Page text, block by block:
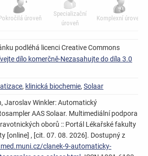
úroveň
Specializační
úroveň
Komplexní úroveň
podléhá licenci Creative Commons
dílo komerčně-Nezasahujte do díla 3.0
, klinická biochemie, Solaar
Jaroslav Winkler: Automatický
AAS Solaar. Multimediální podpora
oborů :: Portál Lékařské fakulty
[online] , [cit. 07. 08. 2026]. Dostupný z
clanek-9-automaticky-